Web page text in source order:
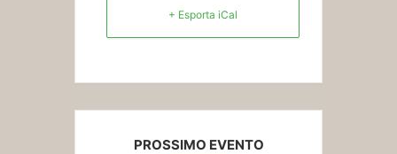
+ Esporta iCal
PROSSIMO EVENTO